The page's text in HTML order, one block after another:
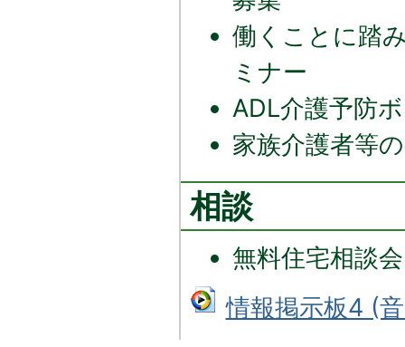
働くことに踏
ミナー
ADL介護予防
家族介護者等
相談
無料住宅相談会
情報掲示板4 (